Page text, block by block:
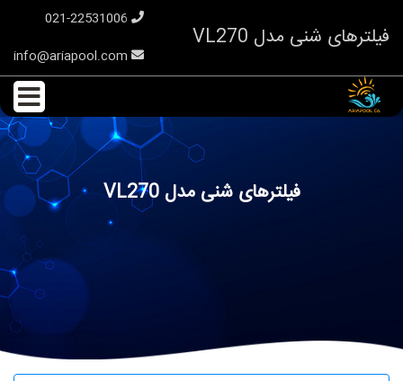
فیلترهای شنی مدل VL270
فیلترهای شنی مدل VL270